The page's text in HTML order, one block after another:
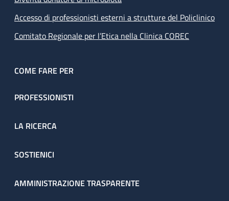
Accesso di professionisti esterni a strutture del Policlinico
Comitato Regionale per l’Etica nella Clinica COREC
COME FARE PER
PROFESSIONISTI
LA RICERCA
SOSTIENICI
AMMINISTRAZIONE TRASPARENTE